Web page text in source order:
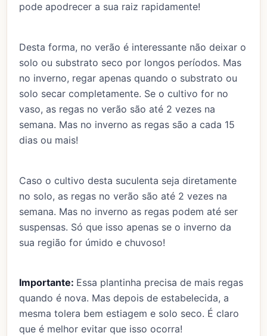
pode apodrecer a sua raiz rapidamente!
Desta forma, no verão é interessante não deixar o
solo ou substrato seco por longos períodos. Mas
no inverno, regar apenas quando o substrato ou
solo secar completamente. Se o cultivo for no
vaso, as regas no verão são até 2 vezes na
semana. Mas no inverno as regas são a cada 15
dias ou mais!
Caso o cultivo desta suculenta seja diretamente
no solo, as regas no verão são até 2 vezes na
semana. Mas no inverno as regas podem até ser
suspensas. Só que isso apenas se o inverno da
sua região for úmido e chuvoso!
Importante: Essa plantinha precisa de mais regas
quando é nova. Mas depois de estabelecida, a
mesma tolera bem estiagem e solo seco. É claro
que é melhor evitar que isso ocorra!